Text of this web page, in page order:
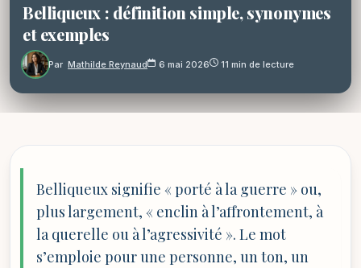
Belliqueux : définition simple, synonymes
et exemples
Par Mathilde Reynaud 6 mai 2026 11 min de lecture
Belliqueux signifie « porté à la guerre » ou,
plus largement, « enclin à l’affrontement, à
la querelle ou à l’agressivité ». Le mot
s’emploie pour une personne, un ton, un